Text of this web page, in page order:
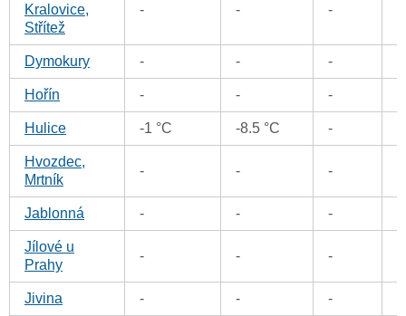
Kralovice,
Střítež
- - -
Dymokury - - -
Hořín - - -
Hulice -1 °C -8.5 °C -
Hvozdec,
Mrtník
- - -
Jablonná - - -
Jílové u
Prahy
- - -
Jivina - - -